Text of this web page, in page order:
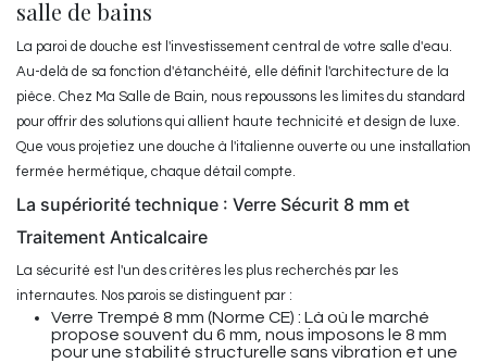
salle de bains
La paroi de douche est l'investissement central de votre salle d'eau.
Au-delà de sa fonction d'étanchéité, elle définit l'architecture de la
pièce. Chez Ma Salle de Bain, nous repoussons les limites du standard
pour offrir des solutions qui allient haute technicité et design de luxe.
Que vous projetiez une douche à l'italienne ouverte ou une installation
fermée hermétique, chaque détail compte.
La supériorité technique : Verre Sécurit 8 mm et
Traitement Anticalcaire
La sécurité est l'un des critères les plus recherchés par les
internautes. Nos parois se distinguent par :
Verre Trempé 8 mm (Norme CE) : Là où le marché
propose souvent du 6 mm, nous imposons le 8 mm
pour une stabilité structurelle sans vibration et une